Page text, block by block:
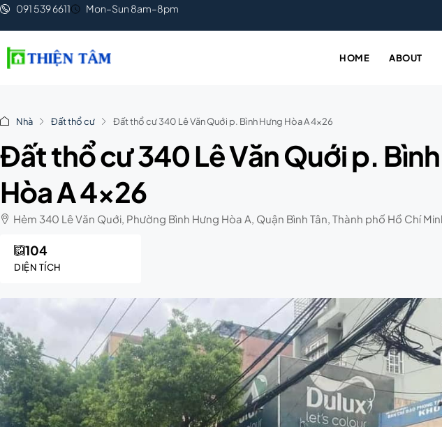
091 539 6611 Mon–Sun 8am–8pm
HOME ABOUT
Nhà Đất thổ cư Đất thổ cư 340 Lê Văn Quới p. Bình Hưng Hòa A 4×26
Đất thổ cư 340 Lê Văn Quới p.
Hòa A 4×26
Hẻm 340 Lê Văn Quới, Phường Bình Hưng Hòa A, Quận Bình Tân, Thành phố Hồ Chí
DIỆN TÍCH
104